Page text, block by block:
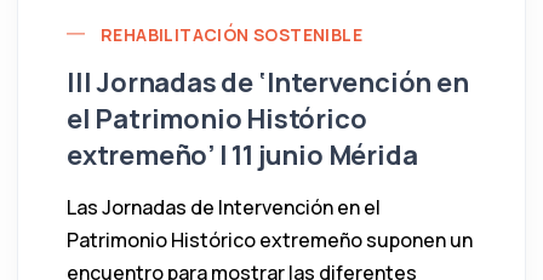
REHABILITACIÓN SOSTENIBLE
III Jornadas de ‘Intervención en
el Patrimonio Histórico
extremeño’ | 11 junio Mérida
Las Jornadas de Intervención en el
Patrimonio Histórico extremeño suponen un
encuentro para mostrar las diferentes